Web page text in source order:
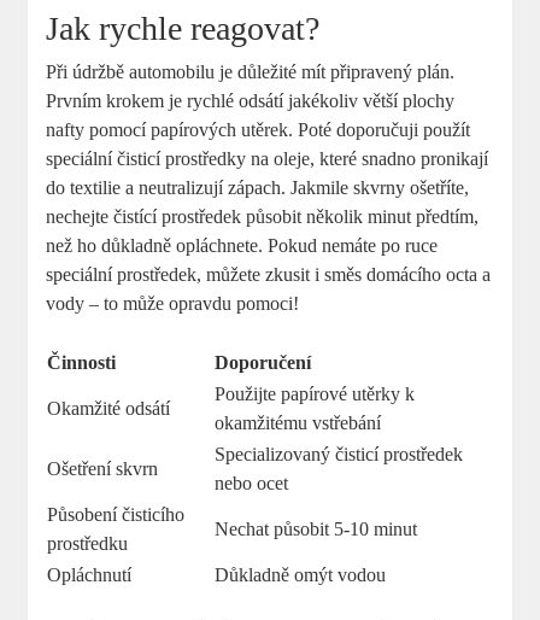
Jak rychle reagovat?
Při údržbě automobilu je důležité mít připravený plán.
Prvním krokem je rychlé odsátí jakékoliv větší plochy
nafty pomocí papírových utěrek. Poté doporučuji použít
speciální čisticí prostředky na oleje, které snadno pronikají
do textilie a neutralizují zápach. Jakmile skvrny ošetříte,
nechejte čistící prostředek působit několik minut předtím,
než ho důkladně opláchnete. Pokud nemáte po ruce
speciální prostředek, můžete zkusit i směs domácího octa a
vody – to může opravdu pomoci!
Činnosti Doporučení
Okamžité odsátí
Použijte papírové utěrky k
okamžitému vstřebání
Ošetření skvrn
Specializovaný čisticí prostředek
nebo ocet
Působení čisticího
prostředku
Nechat působit 5-10 minut
Opláchnutí Důkladně omýt vodou